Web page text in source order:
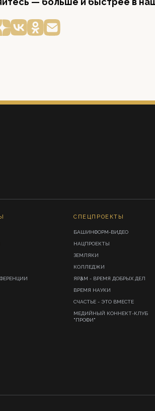
СПЕЦПРОЕКТЫ
БАШИНФОРМ-ВИДЕО
НАЦПРОЕКТЫ
ЗЕМЛЯКИ
КОЛЛЕДЖИ
ЯРҘАМ - ВРЕМЯ ДОБРЫХ ДЕЛ
ВРЕМЯ НАУКИ
СЧАСТЬЕ - ЭТО ВМЕСТЕ
МЕДИЙНЫЙ КОННЕКТ-КЛУБ
"ПРОФИ"